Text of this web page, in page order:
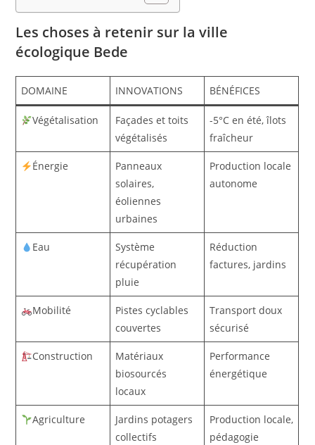
Les choses à retenir sur la ville
écologique Bede
DOMAINE INNOVATIONS BÉNÉFICES
Végétalisation
Façades et toits
végétalisés
-5°C en été, îlots
fraîcheur
Énergie
Panneaux
solaires,
éoliennes
urbaines
Production locale
autonome
Eau
Système
récupération
pluie
Réduction
factures, jardins
Mobilité
Pistes cyclables
couvertes
Transport doux
sécurisé
Construction
Matériaux
biosourcés
locaux
Performance
énergétique
Agriculture
Jardins potagers
collectifs
Production locale,
pédagogie